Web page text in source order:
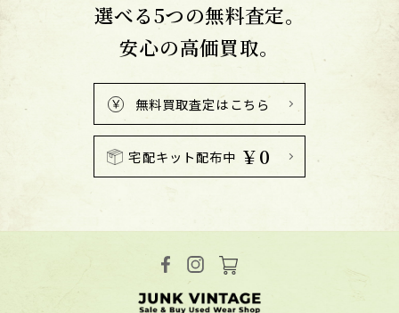
選べる5つの無料査定。
安心の高価買取。
無料買取査定はこちら
宅配キット配布中 ￥0